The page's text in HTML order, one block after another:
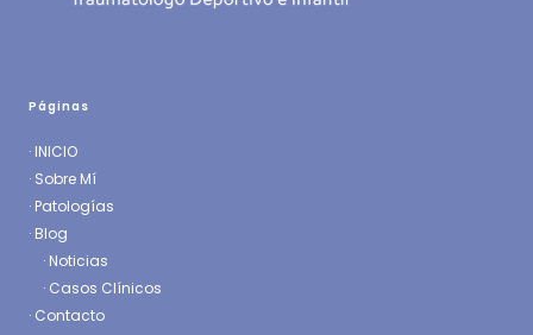
Páginas
· INICIO
· Sobre Mí
· Patologías
· Blog
· Noticias
· Casos Clínicos
· Contacto